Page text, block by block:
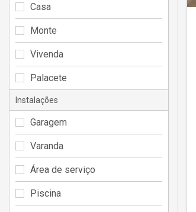
Casa
Monte
Vivenda
Palacete
Instalações
Garagem
Varanda
Área de serviço
Piscina